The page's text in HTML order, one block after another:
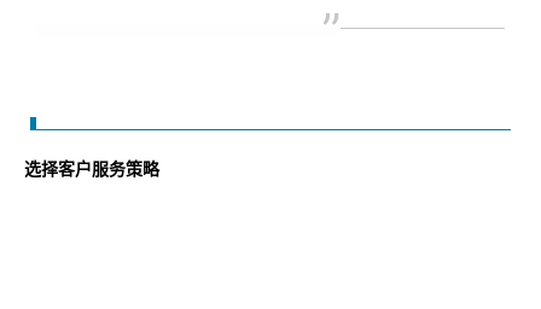
”
选择客户服务策略